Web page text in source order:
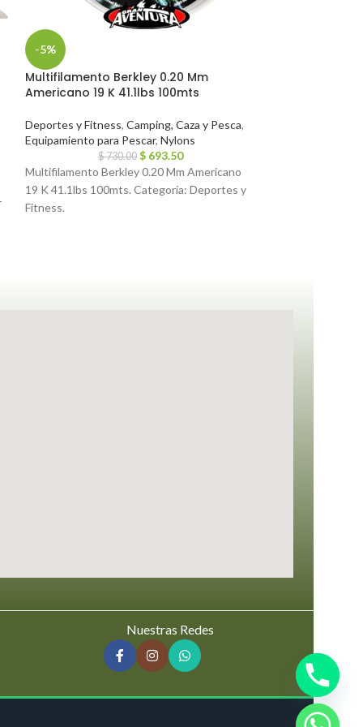
-5%
Multifilamento Berkley 0.20 Mm
Americano 19 K 41.1lbs 100mts
Deportes y Fitness, Camping, Caza y Pesca,
Equipamiento para Pescar, Nylons
$730.00 $ 693.50
Multifilamento Berkley 0.20 Mm Americano
19 K 41.1lbs 100mts. Categoría: Deportes y
Fitness.
Nuestras Redes